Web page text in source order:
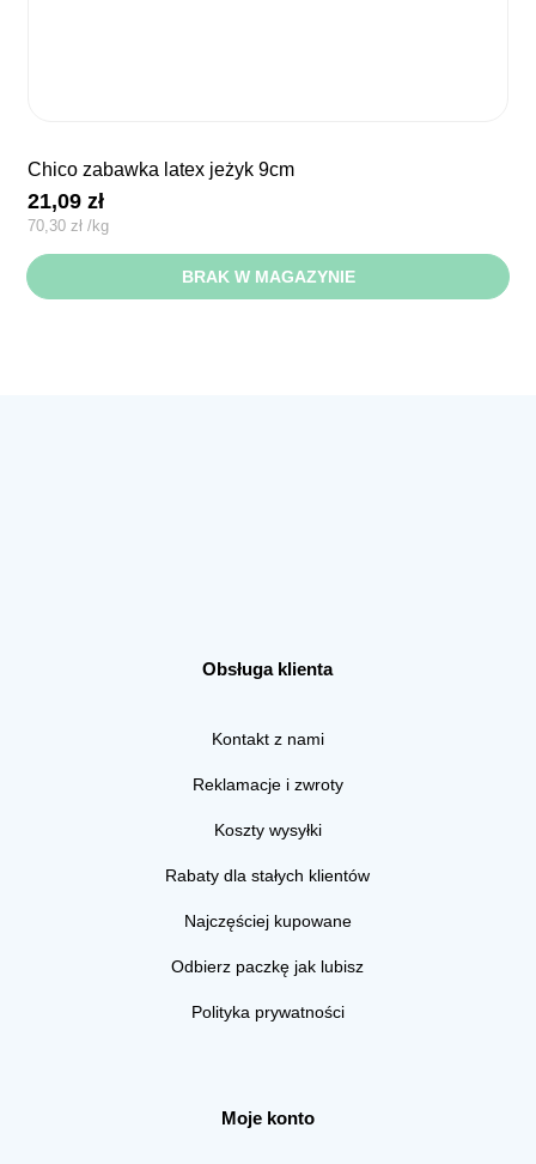
chico zabawka latex jeżyk 9cm
21,09zł
70,30zł /kg
BRAK W MAGAZYNIE
Obsługa klienta
Kontakt z nami
Reklamacje i zwroty
Koszty wysyłki
Rabaty dla stałych klientów
Najczęściej kupowane
Odbierz paczkę jak lubisz
Polityka prywatności
Moje konto